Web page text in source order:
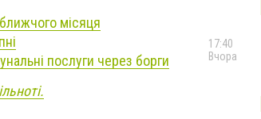
місяця
послуги через борги
17:40
Вчора